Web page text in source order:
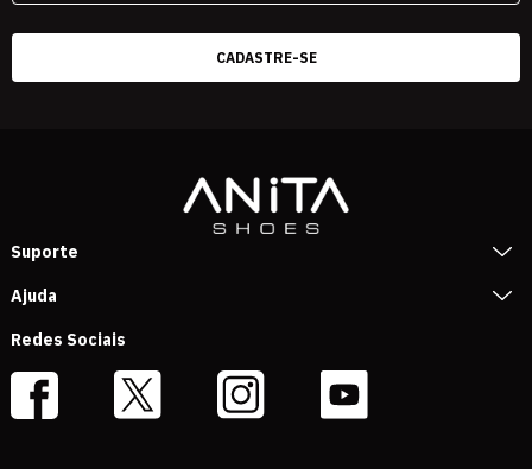
Suporte
Ajuda
Redes Sociais